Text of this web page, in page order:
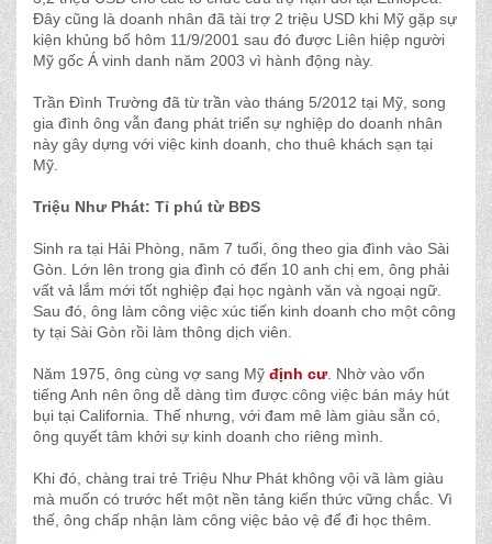
Đây cũng là doanh nhân đã tài trợ 2 triệu USD khi Mỹ gặp sự
kiện khủng bố hôm 11/9/2001 sau đó được Liên hiệp người
Mỹ gốc Á vinh danh năm 2003 vì hành động này.
Trần Đình Trường đã từ trần vào tháng 5/2012 tại Mỹ, song
gia đình ông vẫn đang phát triển sự nghiệp do doanh nhân
này gây dựng với việc kinh doanh, cho thuê khách sạn tại
Mỹ.
Triệu Như Phát: Tỉ phú từ BĐS
Sinh ra tại Hải Phòng, năm 7 tuổi, ông theo gia đình vào Sài
Gòn. Lớn lên trong gia đình có đến 10 anh chị em, ông phải
vất vả lắm mới tốt nghiệp đại học ngành văn và ngoại ngữ.
Sau đó, ông làm công việc xúc tiến kinh doanh cho một công
ty tại Sài Gòn rồi làm thông dịch viên.
Năm 1975, ông cùng vợ sang Mỹ định cư. Nhờ vào vốn
tiếng Anh nên ông dễ dàng tìm được công việc bán máy hút
bụi tại California. Thế nhưng, với đam mê làm giàu sẵn có,
ông quyết tâm khởi sự kinh doanh cho riêng mình.
Khi đó, chàng trai trẻ Triệu Như Phát không vội vã làm giàu
mà muốn có trước hết một nền tảng kiến thức vững chắc. Vì
thế, ông chấp nhận làm công việc bảo vệ để đi học thêm.